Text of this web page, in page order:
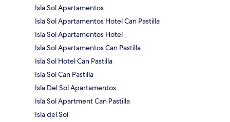
Isla Sol Apartamentos
Isla Sol Apartamentos Hotel Can Pastilla
Isla Sol Apartamentos Hotel
Isla Sol Apartamentos Can Pastilla
Isla Sol Hotel Can Pastilla
Isla Sol Can Pastilla
Isla Del Sol Apartamentos
Isla Sol Apartment Can Pastilla
Isla del Sol